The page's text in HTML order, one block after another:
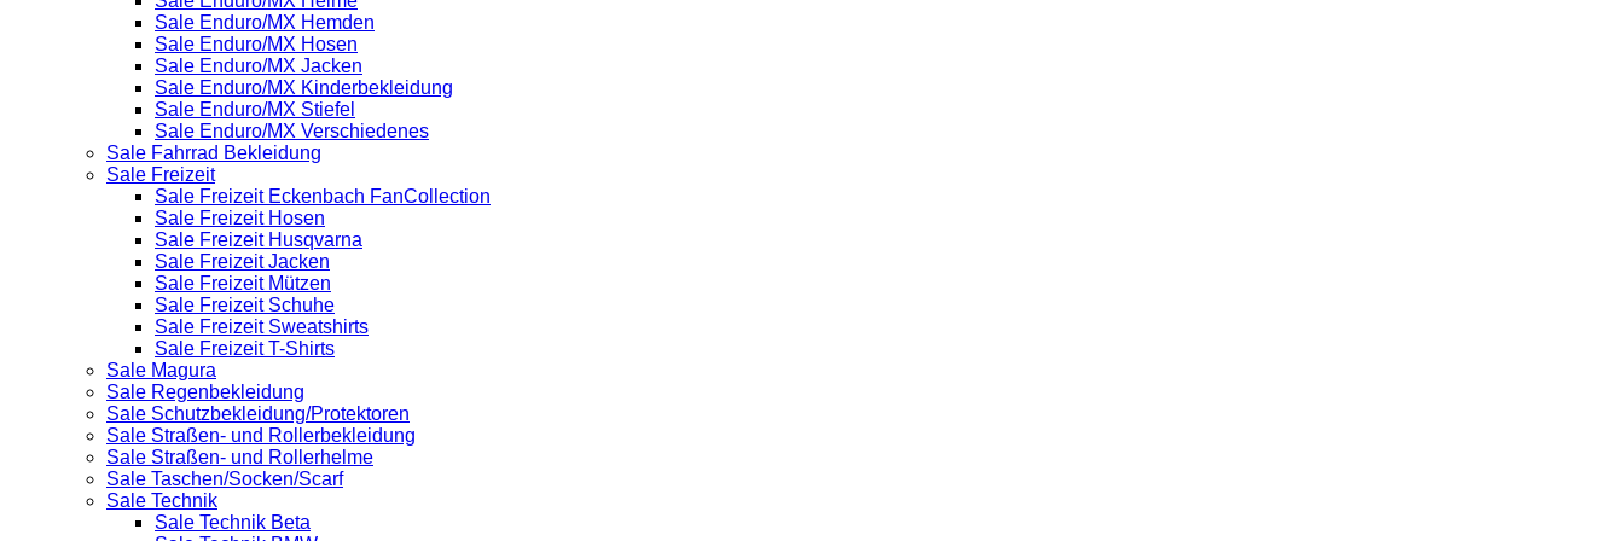
Sale Enduro/MX Hemden
Sale Enduro/MX Hosen
Sale Enduro/MX Jacken
Sale Enduro/MX Kinderbekleidung
Sale Enduro/MX Stiefel
Sale Enduro/MX Verschiedenes
Sale Fahrrad Bekleidung
Sale Freizeit
Sale Freizeit Eckenbach FanCollection
Sale Freizeit Hosen
Sale Freizeit Husqvarna
Sale Freizeit Jacken
Sale Freizeit Mützen
Sale Freizeit Schuhe
Sale Freizeit Sweatshirts
Sale Freizeit T-Shirts
Sale Magura
Sale Regenbekleidung
Sale Schutzbekleidung/Protektoren
Sale Straßen- und Rollerbekleidung
Sale Straßen- und Rollerhelme
Sale Taschen/Socken/Scarf
Sale Technik
Sale Technik Beta